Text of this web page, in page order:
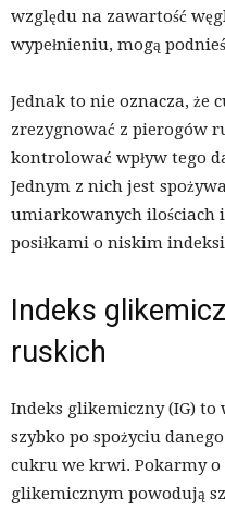
względu na zawartość
wypełnieniu, mogą
Jednak to nie oznacza, że
zrezygnować z pierogów
kontrolować wpływ tego
Jednym z nich jest
umiarkowanych ilościach
posiłkami o niskim
Indeks
ruskich
Indeks glikemiczny (IG)
szybko po spożyciu
cukru we krwi. Pokarmy
glikemicznym powodują